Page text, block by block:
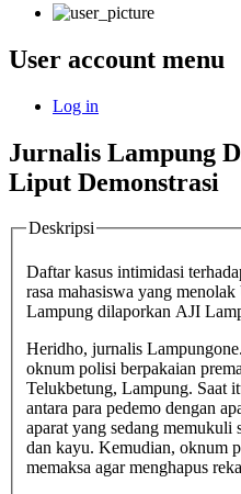
User account menu
Log in
Jurnalis Lampung
Liput Demonstrasi
Deskripsi
Daftar kasus intimidasi
rasa mahasiswa yang
Lampung dilaporkan AJI
Heridho, jurnalis
oknum polisi berpakaian
Telukbetung, Lampung. Saat itu, keduanya meliput kericuhan
antara para pedemo dengan
aparat yang sedang
dan kayu. Kemudian, oknum
memaksa agar menghapus